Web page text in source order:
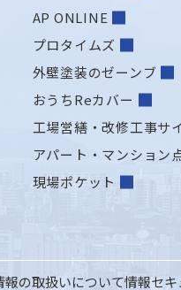
AP ONLINE
プロタイムズ
外壁塗装のゼーンブ
おうちReカバー
工場営繕・改修工事サ
アパート・マンション
現場ポケット
報の取扱いについて情報セ